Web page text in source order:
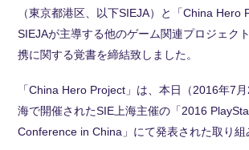
（東京都港区、以下SIEJA）と「China Hero
SIEJAが主導する他のゲーム関連プロジェク
携に関する覚書を締結致しました。
「China Hero Project」は、本日（2016年7
海で開催されたSIE上海主催の「2016
Conference in China」にて発表された取り組